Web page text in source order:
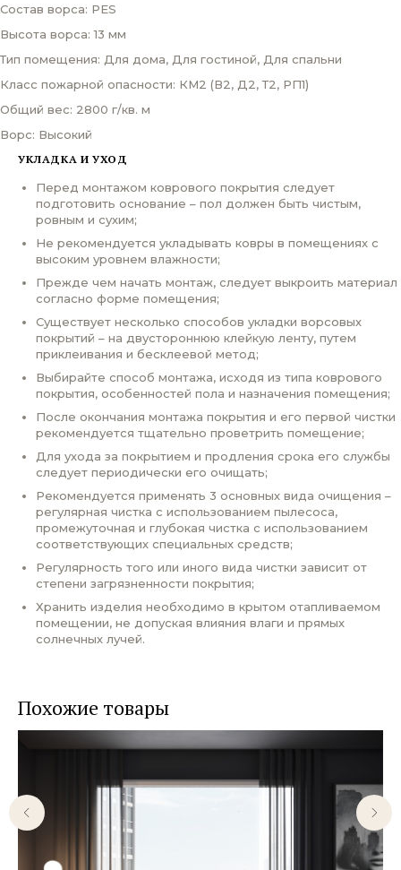
Состав ворса: PES
Высота ворса: 13 мм
Тип помещения: Для дома, Для гостиной, Для спальни
Класс пожарной опасности: КМ2 (В2, Д2, Т2, РП1)
Общий вес: 2800 г/кв. м
Ворс: Высокий
УКЛАДКА И УХОД
Перед монтажом коврового покрытия следует
подготовить основание – пол должен быть чистым,
ровным и сухим;
Не рекомендуется укладывать ковры в помещениях с
высоким уровнем влажности;
Прежде чем начать монтаж, следует выкроить материал
согласно форме помещения;
Существует несколько способов укладки ворсовых
покрытий – на двустороннюю клейкую ленту, путем
приклеивания и бесклеевой метод;
Выбирайте способ монтажа, исходя из типа коврового
покрытия, особенностей пола и назначения помещения;
После окончания монтажа покрытия и его первой чистки
рекомендуется тщательно проветрить помещение;
Для ухода за покрытием и продления срока его службы
следует периодически его очищать;
Рекомендуется применять 3 основных вида очищения –
регулярная чистка с использованием пылесоса,
промежуточная и глубокая чистка с использованием
соответствующих специальных средств;
Регулярность того или иного вида чистки зависит от
степени загрязненности покрытия;
Хранить изделия необходимо в крытом отапливаемом
помещении, не допуская влияния влаги и прямых
солнечных лучей.
Похожие товары